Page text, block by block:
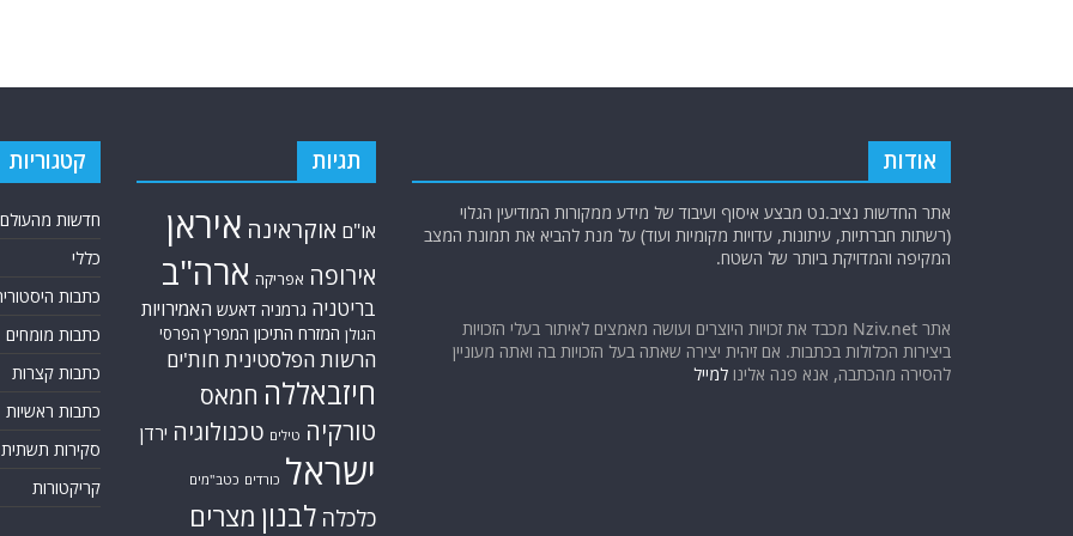
אודות
אתר החדשות נציב.נט מבצע איסוף ועיבוד של מידע ממקורות המודיעין הגלוי
(רשתות חברתיות, עיתונות, עדויות מקומיות ועוד) על מנת להביא את תמונת המצב
המקיפה והמדויקת ביותר של השטח.
אתר Nziv.net מכבד את זכויות היוצרים ועושה מאמצים לאיתור בעלי הזכויות
ביצירות הכלולות בכתבות. אם זיהית יצירה שאתה בעל הזכויות בה ואתה מעוניין
להסירה מהכתבה, אנא פנה אלינו למייל
תגיות
או"ם אוקראינה איראן
אירופה אפריקה ארה"ב
בריטניה גרמניה דאעש האמירויות
הגולן המזרח התיכון המפרץ הפרסי
הרשות הפלסטינית חות'ים
חיזבאללה חמאס
טורקיה טילים טכנולוגיה ירדן
ישראל כורדים כטב"מים
כלכלה לבנון מצרים
קטגוריות
חדשות מהעולם
כללי
כתבות
כתבות מומחים
כתבות קצרות
כתבות ראשיות
סקירות תשתית
קריקטורות